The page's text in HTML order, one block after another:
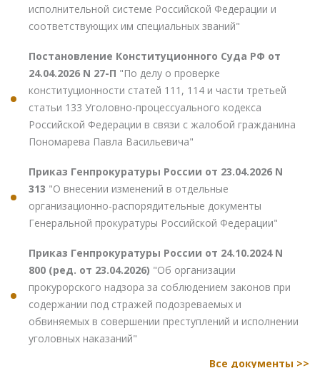
исполнительной системе Российской Федерации и
соответствующих им специальных званий"
Постановление Конституционного Суда РФ от
24.04.2026 N 27-П "По делу о проверке
конституционности статей 111, 114 и части третьей
статьи 133 Уголовно-процессуального кодекса
Российской Федерации в связи с жалобой гражданина
Пономарева Павла Васильевича"
Приказ Генпрокуратуры России от 23.04.2026 N
313 "О внесении изменений в отдельные
организационно-распорядительные документы
Генеральной прокуратуры Российской Федерации"
Приказ Генпрокуратуры России от 24.10.2024 N
800 (ред. от 23.04.2026) "Об организации
прокурорского надзора за соблюдением законов при
содержании под стражей подозреваемых и
обвиняемых в совершении преступлений и исполнении
уголовных наказаний"
Все документы >>